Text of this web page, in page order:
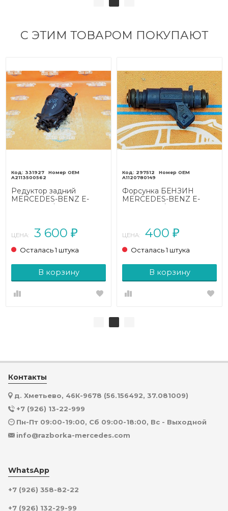
С ЭТИМ ТОВАРОМ ПОКУПАЮТ
331927
A2113500562
Редуктор задний
MERCEDES-BENZ E-
класс W211/S211 (2002 -
ЦЕНА: 3 600 ₽
Осталась 1 штука
В корзину
297512
A1120780149
Форсунка БЕНЗИН
MERCEDES-BENZ E-
класс W211/S211 (2002 -
ЦЕНА: 400 ₽
Осталась 1 штука
В корзину
Контакты
д. Хметьево, 46К-9678 (56.156492, 37.081009)
+7 (926) 13-22-999
Пн-Пт 09:00-19:00, Сб 09:00-18:00, Вс - Выходной
info@razborka-mercedes.com
WhatsApp
+7 (926) 358-82-22
+7 (926) 132-29-99